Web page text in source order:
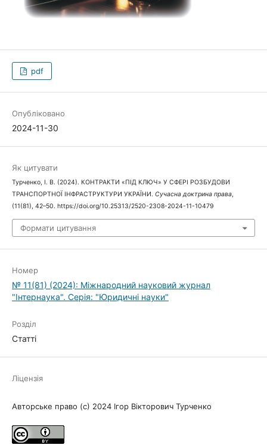
pdf
Опубліковано
2024-11-30
Як цитувати
Турченко, І. В. (2024). КОНТРАКТИ «ПІД КЛЮЧ» У СФЕРІ РОЗБУДОВИ
ТРАНСПОРТНОЇ ІНФРАСТРУКТУРИ УКРАЇНИ. Сучасна доктрина права,
(11(81), 42–50. https://doi.org/10.25313/2520-2308-2024-11-10479
Формати цитування
Номер
№ 11(81) (2024): Міжнародний науковий журнал
"Інтернаука". Серія: "Юридичні науки"
Розділ
Статті
Ліцензія
Авторське право (c) 2024 Ігор Вікторович Турченко